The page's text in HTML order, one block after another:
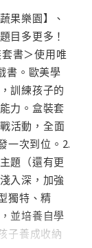
果樂園】、
目多更多！
書＞使用唯
書。歐美學
訓練孩子的
力。盒裝套
活動，全面
一次到位。2.
題（還有更
入深，加強
獨特、精
並培養自學
子養成收納